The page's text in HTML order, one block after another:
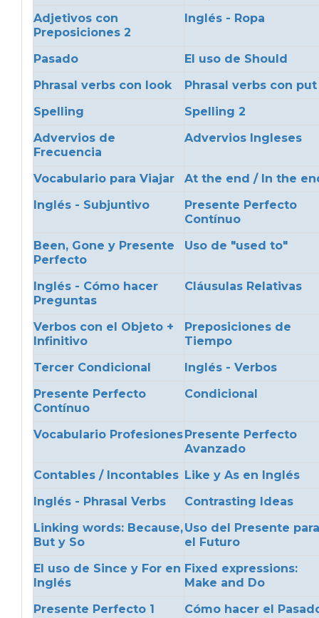
Adjetivos con
Preposiciones 2
Inglés - Ropa
Pasado
El uso de Should
Phrasal verbs con look
Phrasal verbs con put
Spelling
Spelling 2
Advervios de
Frecuencia
Advervios Ingleses
Vocabulario para Viajar
At the end / In the
Inglés - Subjuntivo
Presente Perfecto
Contínuo
Been, Gone y Presente
Perfecto
Uso de "used to"
Inglés - Cómo hacer
Preguntas
Cláusulas Relativas
Verbos con el Objeto +
Infinitivo
Preposiciones de
Tiempo
Tercer Condicional
Inglés - Verbos
Presente Perfecto
Contínuo
Condicional
Vocabulario Profesiones Presente Perfecto
Avanzado
Contables / Incontables Like y As en Inglés
Inglés - Phrasal Verbs
Contrasting Ideas
Linking words: Because,
But y So
Uso del Presente para
el Futuro
El uso de Since y For en
Inglés
Fixed expressions:
Make and Do
Presente Perfecto 1
Cómo hacer el